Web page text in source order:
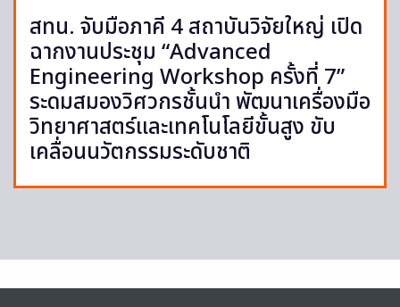
สทน. จับมือภาคี 4 สถาบันวิจัยใหญ่ เปิด
ฉากงานประชุม “Advanced
Engineering Workshop ครั้งที่ 7”
ระดมสมองวิศวกรชั้นนำ พัฒนาเครื่องมือ
วิทยาศาสตร์และเทคโนโลยีขั้นสูง ขับ
เคลื่อนนวัตกรรมระดับชาติ